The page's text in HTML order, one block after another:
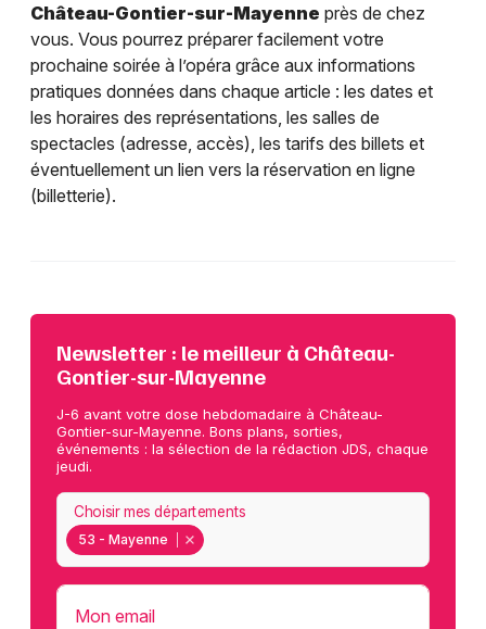
Château-Gontier-sur-Mayenne près de chez
vous. Vous pourrez préparer facilement votre
prochaine soirée à l’opéra grâce aux informations
pratiques données dans chaque article : les dates et
les horaires des représentations, les salles de
spectacles (adresse, accès), les tarifs des billets et
éventuellement un lien vers la réservation en ligne
(billetterie).
Newsletter : le meilleur à Château-
Gontier-sur-Mayenne
J-6 avant votre dose hebdomadaire à Château-
Gontier-sur-Mayenne. Bons plans, sorties,
événements : la sélection de la rédaction JDS, chaque
jeudi.
53 - Mayenne
Choisir mes départements
Mon email